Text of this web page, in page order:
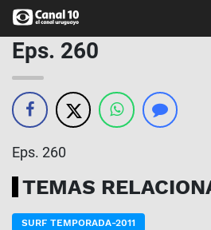
Eps. 260
Eps. 260
TEMAS
SURF TEMPORADA-2011